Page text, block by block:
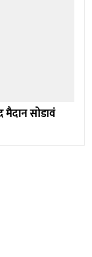
सोडावं